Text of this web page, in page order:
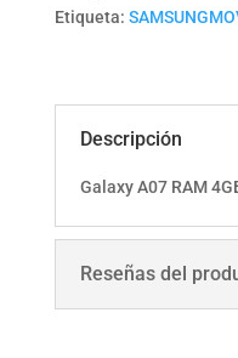
Etiqueta:
Descripción
Galaxy A07 RAM
Reseñas del